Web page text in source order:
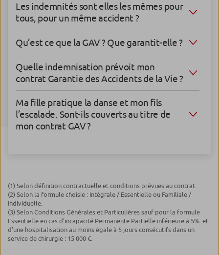
Les indemnités sont elles les mêmes pour
tous, pour un même accident ?
Qu’est ce que la GAV ? Que garantit-elle ?
Quelle indemnisation prévoit mon
contrat Garantie des Accidents de la Vie ?
Ma fille pratique la danse et mon fils
l’escalade. Sont-ils couverts au titre de
mon contrat GAV ?
(1) Selon définition contractuelle et conditions prévues au contrat.
(2) Selon la formule choisie : Intégrale / Essentielle ou Familiale /
Individuelle.
(3) Selon Conditions Générales et Particulières sauf pour la formule
Essentielle en cas d’incapacité Permanente Partielle inférieure à 5% et
d’une hospitalisation au moins égale à 5 jours consécutifs dans un
service de chirurgie : 15 000 €.